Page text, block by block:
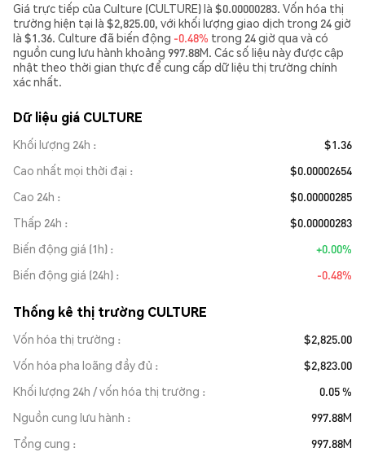
Giá trực tiếp của Culture (CULTURE) là $0.00000283. Vốn hóa thị
trường hiện tại là $2,825.00, với khối lượng giao dịch trong 24 giờ
là $1.36. Culture đã biến động -0.48% trong 24 giờ qua và có
nguồn cung lưu hành khoảng 997.88M. Các số liệu này được cập
nhật theo thời gian thực để cung cấp dữ liệu thị trường chính
xác nhất.
Dữ liệu giá CULTURE
Khối lượng 24h
$1.36
Cao nhất mọi thời đại
$0.00002654
Cao 24h
$0.00000285
Thấp 24h
$0.00000283
Biến động giá (1h)
+0.00%
Biến động giá (24h)
-0.48%
Thống kê thị trường CULTURE
Vốn hóa thị trường
$2,825.00
Vốn hóa pha loãng đầy đủ
$2,823.00
Khối lượng 24h / vốn hóa thị trường
0.05 %
Nguồn cung lưu hành
997.88M
Tổng cung
997.88M